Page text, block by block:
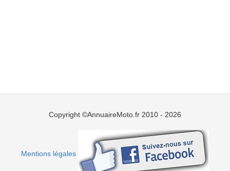
Copyright ©AnnuaireMoto.fr 2010 - 2026
Mentions légales